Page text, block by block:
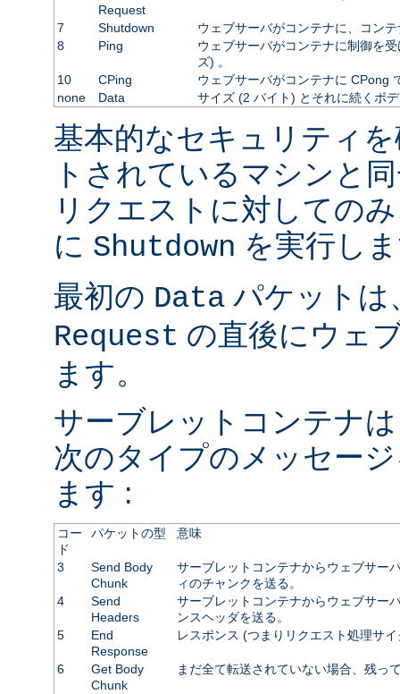
Request
7 Shutdown
ウェブサーバがコンテナに、コン
8
Ping
ウェブサーバがコンテナに制御を
ズ) 。
10
CPing
ウェブサーバがコンテナに CPong
none
Data サイズ (2 バイト) とそれに続くボ
基本的なセキュリティ
トされているマシンと
リクエストに対しての
に Shutdown を実行し
最初の Data パケットは
Request の直後にウェ
ます。
サーブレットコンテナ
次のタイプのメッセー
ます :
コー
ド
パケットの型 意味
3
Send Body
Chunk
サーブレットコンテナからウェブサー
ィのチャンクを送る。
4
Send
Headers
サーブレットコンテナからウェブサー
ンスヘッダを送る。
5
End
Response
レスポンス (つまりリクエスト処理サ
6
Get Body
Chunk
まだ全て転送されていない場合、残っ